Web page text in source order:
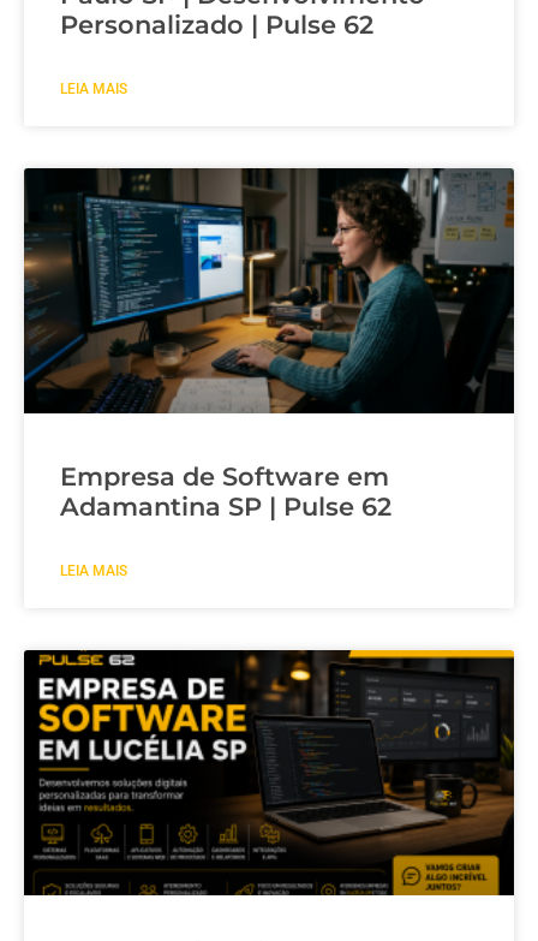
Personalizado | Pulse 62
LEIA MAIS
Empresa de Software em
Adamantina SP | Pulse 62
LEIA MAIS